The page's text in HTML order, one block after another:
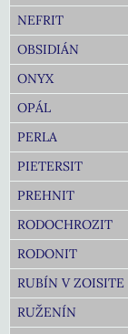
NEFRIT
OBSIDIÁN
ONYX
OPÁL
PERLA
PIETERSIT
PREHNIT
RODOCHROZIT
RODONIT
RUBÍN V ZOISITE
RUŽENÍN